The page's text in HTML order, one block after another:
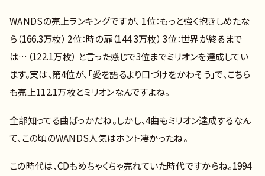
WANDSの売上ランキングですが、 1位：もっと強く抱きしめたな
ら（166.3万枚） 2位：時の扉（144.3万枚） 3位：世界が終るまで
は…（122.1万枚） と言った感じで3位までミリオンを達成してい
ます。実は、第4位が、「愛を語るより口づけをかわそう」で、こちら
も売上112.1万枚とミリオンなんですよね。
全部知ってる曲ばっかだね。しかし、4曲もミリオン達成するなん
て、この頃のWANDS人気はホント凄かったね。
この時代は、CDもめちゃくちゃ売れていた時代ですからね。1994